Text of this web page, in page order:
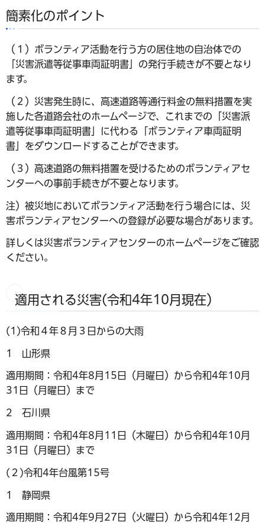
簡素化のポイント
（１）ボランティア活動を行う方の居住地の自治体での
「災害派遣等従事車両証明書」の発行手続きが不要となり
ます。
（２）災害発生時に、高速道路等通行料金の無料措置を実
施した各道路会社のホームページで、これまでの「災害派
遣等従事車両証明書」に代わる「ボランティア車両証明
書」をダウンロードすることができます。
（３）高速道路の無料措置を受けるためのボランティアセ
ンターへの事前手続きが不要となります。
注）被災地においてボランティア活動を行う場合には、災
害ボランティアセンターへの登録が必要な場合があります。
詳しくは災害ボランティアセンターのホームページをご確認
ください。
適用される災害(令和4年10月現在）
(1)令和４年８月３日からの大雨
1 山形県
適用期間：令和4年8月15日（月曜日）から令和4年10月
31日（月曜日）まで
2 石川県
適用期間：令和4年8月11日（木曜日）から令和4年10月
31日（月曜日）まで
(２)令和4年台風第15号
1 静岡県
適用期間：令和4年9月27日（火曜日）から令和4年12月